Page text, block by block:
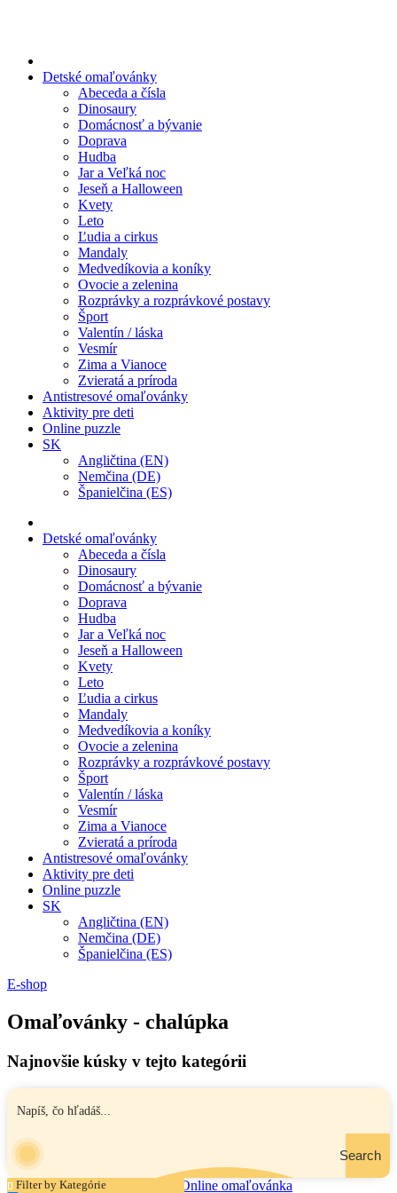
Detské omaľovánky
Abeceda a čísla
Dinosaury
Domácnosť a bývanie
Doprava
Hudba
Jar a Veľká noc
Jeseň a Halloween
Kvety
Leto
Ľudia a cirkus
Mandaly
Medvedíkovia a koníky
Ovocie a zelenina
Rozprávky a rozprávkové postavy
Šport
Valentín / láska
Vesmír
Zima a Vianoce
Zvieratá a príroda
Antistresové omaľovánky
Aktivity pre deti
Online puzzle
SK
Angličtina (EN)
Nemčina (DE)
Španielčina (ES)
Detské omaľovánky
Abeceda a čísla
Dinosaury
Domácnosť a bývanie
Doprava
Hudba
Jar a Veľká noc
Jeseň a Halloween
Kvety
Leto
Ľudia a cirkus
Mandaly
Medvedíkovia a koníky
Ovocie a zelenina
Rozprávky a rozprávkové postavy
Šport
Valentín / láska
Vesmír
Zima a Vianoce
Zvieratá a príroda
Antistresové omaľovánky
Aktivity pre deti
Online puzzle
SK
Angličtina (EN)
Nemčina (DE)
Španielčina (ES)
E-shop
Omaľovánky - chalúpka
Najnovšie kúsky v tejto kategórii
Search
Filter by Kategórie